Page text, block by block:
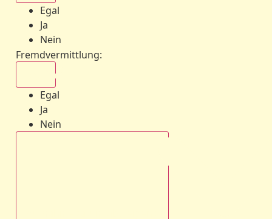
Egal
Ja
Nein
Fremdvermittlung:
Egal
Ja
Nein